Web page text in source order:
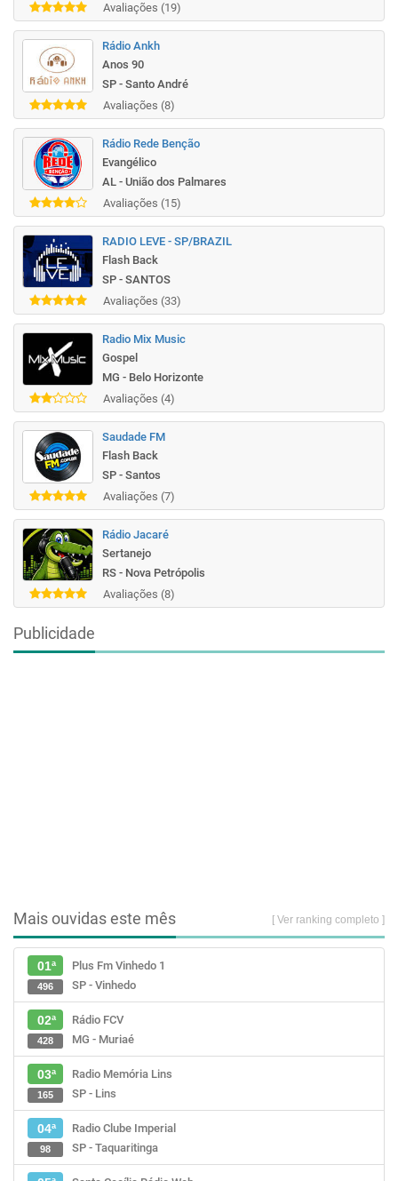
Avaliações (19)
Rádio Ankh
Anos 90
SP - Santo André
Avaliações (8)
Rádio Rede Benção
Evangélico
AL - União dos Palmares
Avaliações (15)
RADIO LEVE - SP/BRAZIL
Flash Back
SP - SANTOS
Avaliações (33)
Radio Mix Music
Gospel
MG - Belo Horizonte
Avaliações (4)
Saudade FM
Flash Back
SP - Santos
Avaliações (7)
Rádio Jacaré
Sertanejo
RS - Nova Petrópolis
Avaliações (8)
Publicidade
Mais ouvidas este mês [ Ver ranking completo ]
01ª
Plus Fm Vinhedo 1
SP - Vinhedo
496
02ª
Rádio FCV
MG - Muriaé
428
03ª
Radio Memória Lins
SP - Lins
165
04ª
Radio Clube Imperial
SP - Taquaritinga
98